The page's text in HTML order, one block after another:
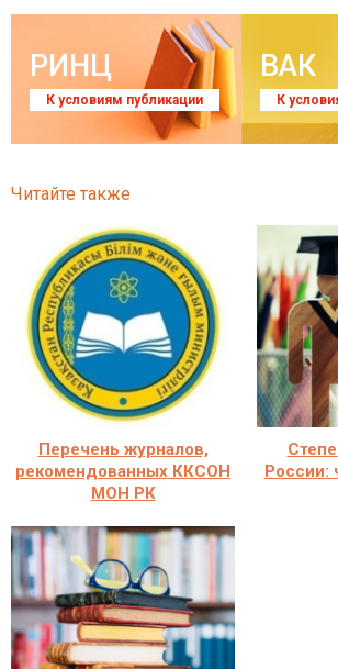
РИНЦ
К условиям публикации
ВАК
К
Читайте также
Перечень журналов,
рекомендованных ККСОН
МОН РК
России: